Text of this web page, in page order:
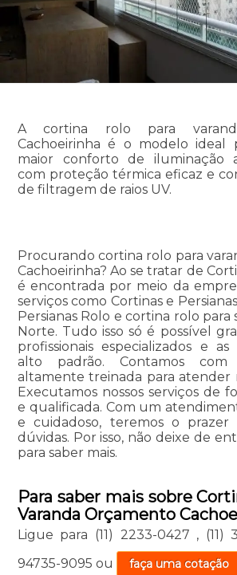
A cortina rolo para
Cachoeirinha é o modelo ideal
maior conforto de iluminação
com proteção térmica eficaz e
de filtragem de raios UV.
Procurando cortina rolo para
Cachoeirinha? Ao se tratar de
é encontrada por meio da
serviços como Cortinas e
Persianas Rolo e cortina rolo para
Norte. Tudo isso só é possível
profissionais especializados e
alto padrão. Contamos
altamente treinada para atender
Executamos nossos serviços de
e qualificada. Com um
e cuidadoso, teremos o prazer
dúvidas. Por isso, não deixe de
para saber mais.
Para saber mais sobre
Varanda Orçamento
Ligue para (11) 2233-0427 , (11)
94735-9095 ou faça uma cotação